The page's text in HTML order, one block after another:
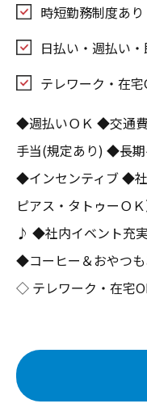
時短勤務制度あり
日払い・週払い
テレワーク・在宅
◆週払いＯＫ ◆交通
手当(規定あり) ◆長
◆インセンティブ ◆
ピアス・タトゥーＯ
♪ ◆社内イベント充実
◆コーヒー＆おやつも
◇ テレワーク・在宅